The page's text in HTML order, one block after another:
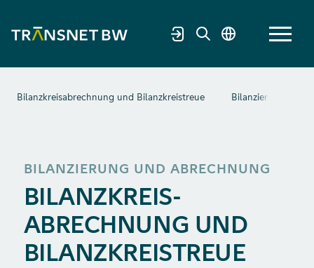
Bilanzkreisabrechnung und Bilanzkreistreue
BILANZIERUNG UND ABRECHNUNG
BILANZKREIS­
ABRECHNUNG UND
BILANZ­KREIS­TREUE